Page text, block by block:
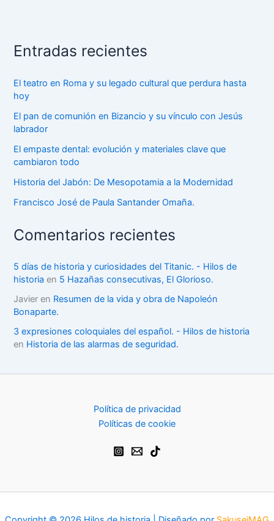
Entradas recientes
El teatro en Roma y su legado cultural que perdura hasta
hoy
El pan de comunión en Bizancio y su vínculo con Jesús
labrador
El empaste dental: evolución y materiales clave que
cambiaron todo
Historia del Jabón: De Mesopotamia a la Modernidad
Francisco José de Paula Santander Omaña.
Comentarios recientes
5 días de historia y curiosidades del Titanic. - Hilos de
historia en 5 Hazañas consecutivas, El Glorioso.
Javier en Resumen de la vida y obra de Napoleón
Bonaparte.
3 expresiones coloquiales del español. - Hilos de historia
en Historia de las alarmas de seguridad.
Política de privacidad
Políticas de cookie